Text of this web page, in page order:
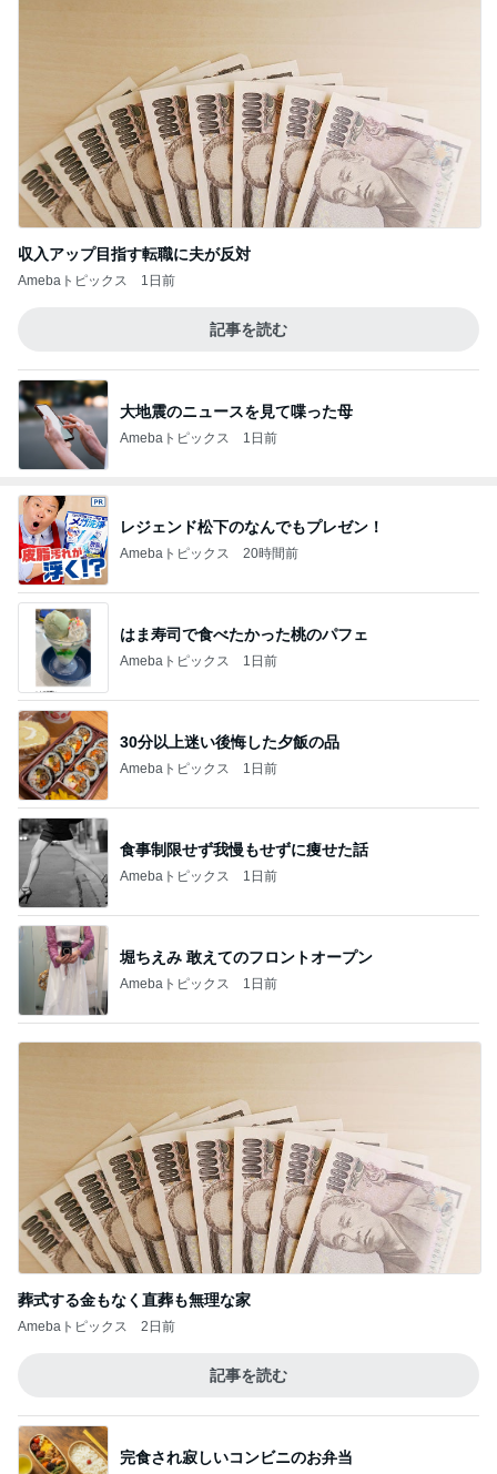
収入アップ目指す転職に夫が反対
Amebaトピックス 1日前
記事を読む
大地震のニュースを見て喋った母
Amebaトピックス 1日前
レジェンド松下のなんでもプレゼン！
Amebaトピックス 20時間前
はま寿司で食べたかった桃のパフェ
Amebaトピックス 1日前
30分以上迷い後悔した夕飯の品
Amebaトピックス 1日前
食事制限せず我慢もせずに痩せた話
Amebaトピックス 1日前
堀ちえみ 敢えてのフロントオープン
Amebaトピックス 1日前
葬式する金もなく直葬も無理な家
Amebaトピックス 2日前
記事を読む
完食され寂しいコンビニのお弁当